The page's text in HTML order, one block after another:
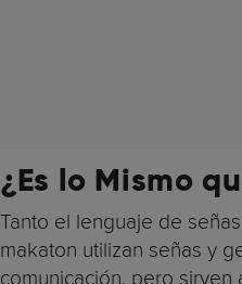
¿Es lo Mismo
Tanto el lenguaje de
makaton utilizan señas y
comunicación, pero